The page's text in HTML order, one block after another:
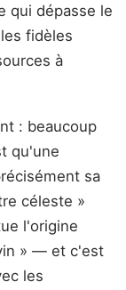
qui dépasse le
fidèles
à
: beaucoup
qu'une
sa
céleste »
l'origine
» — et c'est
les